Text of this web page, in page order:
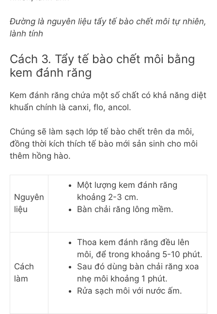
Đường là nguyên liệu tẩy tế bào chết môi tự nhiên,
lành tính
Cách 3. Tẩy tế bào chết môi bằng
kem đánh răng
Kem đánh răng chứa một số chất có khả năng diệt
khuẩn chính là canxi, flo, ancol.
Chúng sẽ làm sạch lớp tế bào chết trên da môi,
đồng thời kích thích tế bào mới sản sinh cho môi
thêm hồng hào.
Nguyên
liệu
Một lượng kem đánh răng
khoảng 2-3 cm.
Bàn chải răng lông mềm.
Cách
làm
Thoa kem đánh răng đều lên
môi, để trong khoảng 5-10 phút.
Sau đó dùng bàn chải răng xoa
nhẹ môi khoảng 1 phút.
Rửa sạch môi với nước ấm.